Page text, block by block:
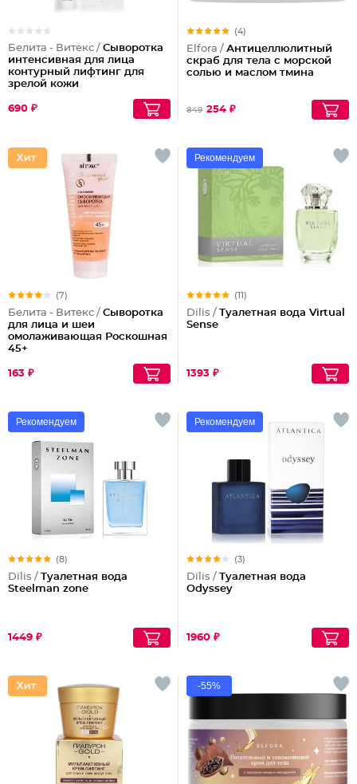
Белита - Витекс / Сыворотка
интенсивная для лица
контурный лифтинг для
зрелой кожи
690 ₽
(4)
Elfora / Антицеллюлитный
скраб для тела с морской
солью и маслом тмина
849 254 ₽
(7)
Белита - Витекс / Cыворотка
для лица и шеи
омолаживающая Роскошная
45+
163 ₽
Рекомендуем
(11)
Dilis / Туалетная вода Virtual
Sense
1393 ₽
Рекомендуем
(8)
Dilis / Туалетная вода
Steelman zone
1449 ₽
Рекомендуем
(3)
Dilis / Туалетная вода
Odyssey
1960 ₽
-55%